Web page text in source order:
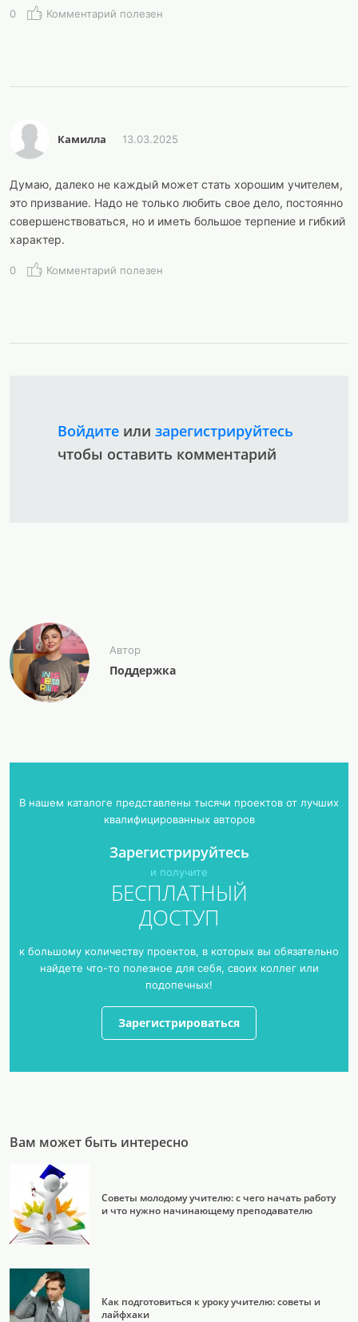
0 Комментарий полезен
Камилла 13.03.2025
Думаю, далеко не каждый может стать хорошим учителем,
это призвание. Надо не только любить свое дело, постоянно
совершенствоваться, но и иметь большое терпение и гибкий
характер.
0 Комментарий полезен
Войдите или зарегистрируйтесь
чтобы оставить комментарий
Автор
Поддержка
В нашем каталоге представлены тысячи проектов от лучших
квалифицированных авторов
Зарегистрируйтесь
и получите
БЕСПЛАТНЫЙ
ДОСТУП
к большому количеству проектов, в которых вы обязательно
найдете что-то полезное для себя, своих коллег или
подопечных!
Зарегистрироваться
Вам может быть интересно
Советы молодому учителю: с чего начать работу
и что нужно начинающему преподавателю
Как подготовиться к уроку учителю: советы и
лайфхаки